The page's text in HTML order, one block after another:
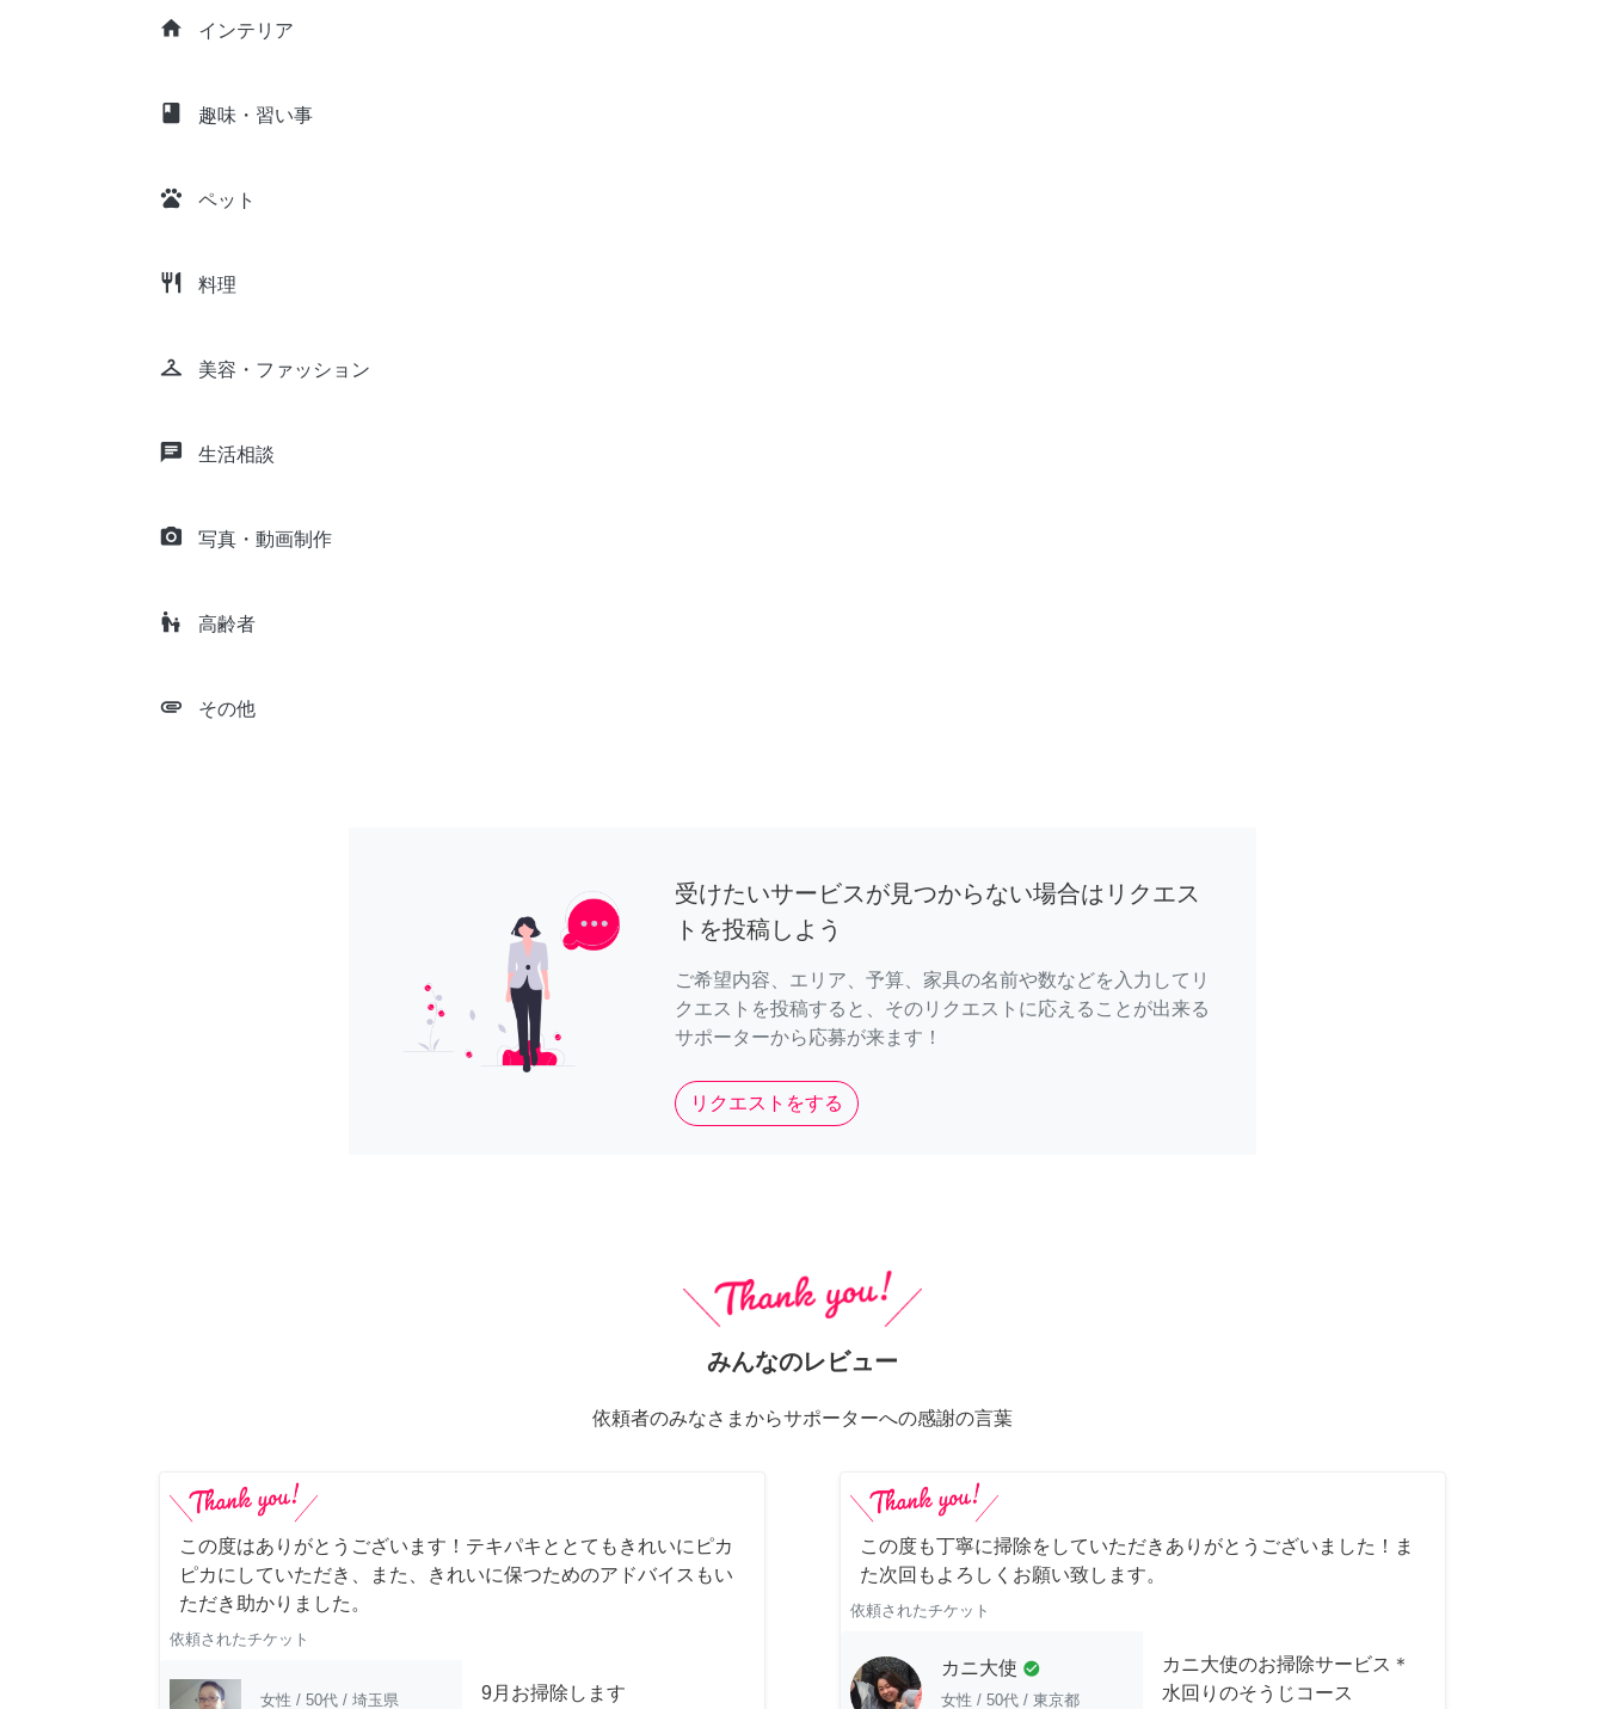
home インテリア
class 趣味・習い事
pets ペット
restaurant 料理
checkroom 美容・ファッション
chat 生活相談
camera_alt 写真・動画制作
escalator_warning 高齢者
attachment その他
受けたいサービスが見つからない場合はリクエス
トを投稿しよう
ご希望内容、エリア、予算、家具の名前や数などを入力してリ
クエストを投稿すると、そのリクエストに応えることが出来る
サポーターから応募が来ます！
リクエストをする
みんなのレビュー
依頼者のみなさまからサポーターへの感謝の言葉
この度はありがとうございます！テキパキととてもきれいにピカ
ピカにしていただき、また、きれいに保つためのアドバイスもい
ただき助かりました。
依頼されたチケット
女性 / 50代 / 埼玉県 9月お掃除します
この度も丁寧に掃除をしていただきありがとうございました！ま
た次回もよろしくお願い致します。
依頼されたチケット
カニ大使 check_circle
女性 / 50代 / 東京都
カニ大使のお掃除サービス＊
水回りのそうじコース